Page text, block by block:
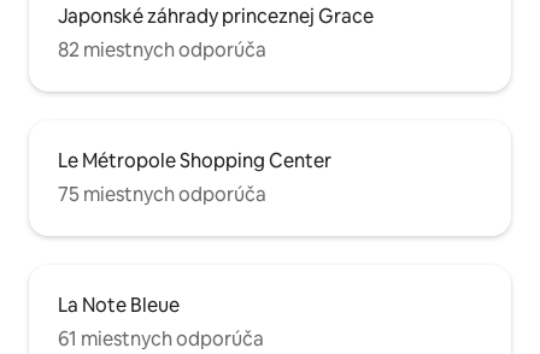
Japonské záhrady princeznej Grace
82 miestnych odporúča
Le Métropole Shopping Center
75 miestnych odporúča
La Note Bleue
61 miestnych odporúča